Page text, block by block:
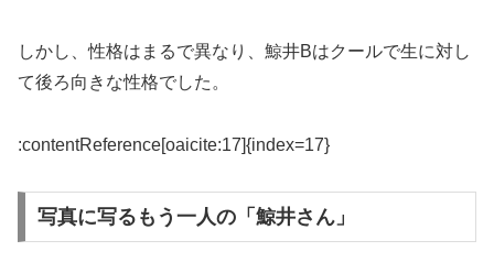
しかし、性格はまるで異なり、鯨井Bはクールで生に対し
て後ろ向きな性格でした。
:contentReference[oaicite:17]{index=17}
写真に写るもう一人の「鯨井さん」